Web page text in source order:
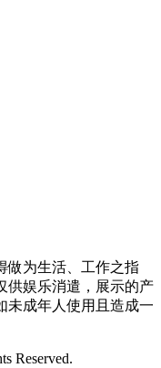
做为生活、工作之指
供娱乐消遣，展示的产
未成年人使用且造成一
Reserved.